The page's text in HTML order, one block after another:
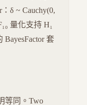
δ ~ Cauchy(0,
量化支持 H₁
BayesFactor 套
等同。Two